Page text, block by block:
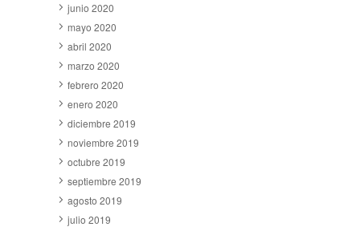
junio 2020
mayo 2020
abril 2020
marzo 2020
febrero 2020
enero 2020
diciembre 2019
noviembre 2019
octubre 2019
septiembre 2019
agosto 2019
julio 2019